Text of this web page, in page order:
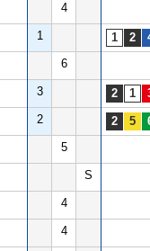
4
1
6
3
2
5
S
4
4